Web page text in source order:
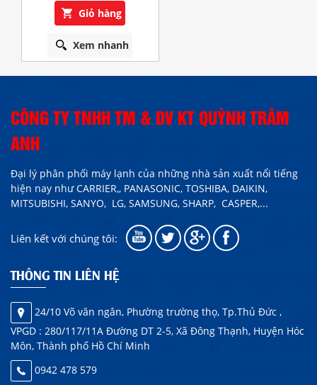
Giỏ hàng
Xem nhanh
CÔNG TY TNHH TM & DV KT QUỲNH TRÂM
ANH
Đại lý phân phối máy lạnh của những nhà sản xuất nổi tiếng
hiện nay nhưCARRIER,, PANASONIC, TOSHIBA, DAIKIN,
MITSUBISHI, SANYO, LG, SAMSUNG, SHARP, CASPER,...
Liên kết với chúng tôi:
THÔNG TIN LIÊN HỆ
24/10 Võ văn ngân, Phường trường thọ, Tp.Thủ Đức ,
VPGD : 280/117/11A Đường DT 2-5, Xã Đông Thạnh, Huyện Hóc
Môn, Thành phố Hồ Chí Minh
0942 478 579